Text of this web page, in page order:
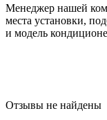
Менеджер нашей
места установки,
и модель
Отзывы не найдены